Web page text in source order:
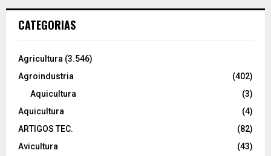
CATEGORIAS
Agricultura (3.546)
Agroindustria
(402)
Aquicultura
(3)
Aquicultura
(4)
ARTIGOS TEC.
(82)
Avicultura
(43)